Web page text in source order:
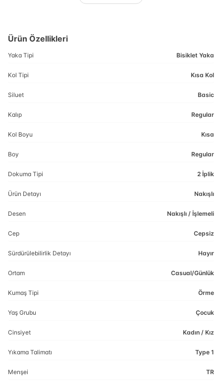
Ürün Özellikleri
Yaka Tipi Bisiklet Yaka
Kol Tipi Kısa Kol
Siluet Basic
Kalıp Regular
Kol Boyu Kısa
Boy Regular
Dokuma Tipi 2 İplik
Ürün Detayı Nakışlı
Desen Nakışlı / İşlemeli
Cep Cepsiz
Sürdürülebilirlik Detayı Hayır
Ortam Casual/Günlük
Kumaş Tipi Örme
Yaş Grubu Çocuk
Cinsiyet Kadın / Kız
Yıkama Talimatı Type 1
Menşei TR